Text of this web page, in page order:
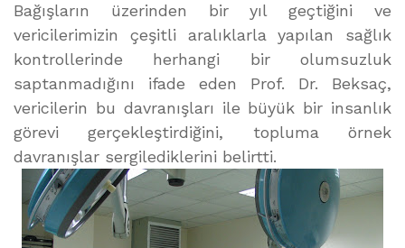
Bağışların üzerinden bir yıl geçtiğini ve
vericilerimizin çeşitli aralıklarla yapılan sağlık
kontrollerinde herhangi bir olumsuzluk
saptanmadığını ifade eden Prof. Dr. Beksaç,
vericilerin bu davranışları ile büyük bir insanlık
görevi gerçekleştirdiğini, topluma örnek
davranışlar sergilediklerini belirtti.